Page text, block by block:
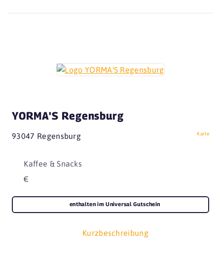
YORMA'S Regensburg
93047 Regensburg Karte
Kaffee & Snacks
€
Kurzbeschreibung
enthalten im Universal Gutschein